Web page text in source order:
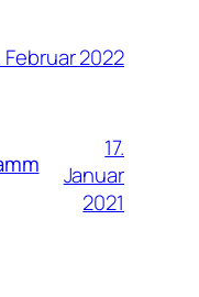
Februar 2022
17.
Januar
2021